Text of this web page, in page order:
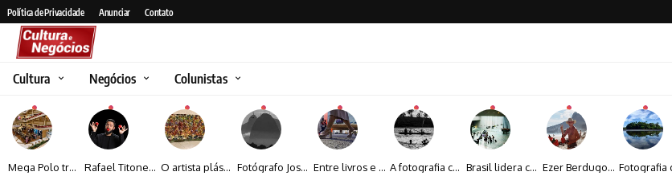
Política de Privacidade Anunciar Contato
Cultura Negócios Colunistas
Mega Polo transforma lançamento de coleção em plataforma nacional de negócios e projeta crescimento de mais de 15% Rafael Titonelly leva magia e acolhimento a crianças em tratamento oncológico em Juiz de Fora O artista plástico Jorge Luiz transforma sustentabilidade e criatividade em arte contemporânea Fotógrafo José Roberto apresenta um olhar sensível sobre arquitetura, formas e luz na fotografia Entre livros e fotografia autoral, Sebastião Reis consolida uma trajetória marcada pelo olhar artístico A fotografia contemporânea de Cynthia Feyh Jappur entre luz, movimento e arte Brasil lidera crescimento entre os 15 maiores mercados globais de viagens corporativas Ezer Berdugo transforma experiências multiculturais e memórias em narrativas visuais por meio da fotografia